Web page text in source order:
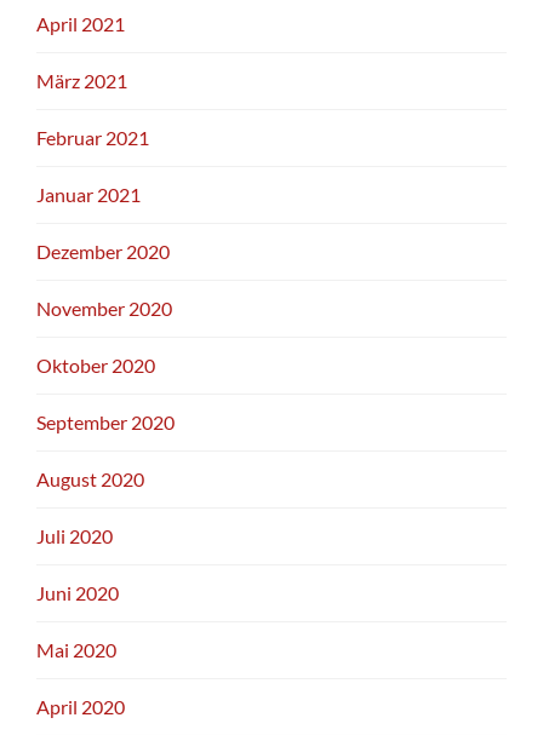
April 2021
März 2021
Februar 2021
Januar 2021
Dezember 2020
November 2020
Oktober 2020
September 2020
August 2020
Juli 2020
Juni 2020
Mai 2020
April 2020